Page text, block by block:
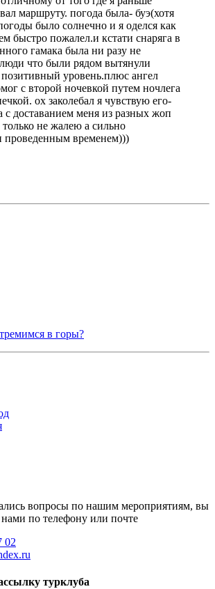
маршруту. погода была- буэ(хотя
было солнечно и я оделся как
быстро пожалел.и кстати снаряга в
гамака была ни разу не
что были рядом вытянули
уровень.плюс ангел
с второй ночевкой путем ночлега
ох заколебал я чувствую его-
с доставанием меня из разных жоп
не жалею а сильно
проведенным временем)))
в горы?
вопросы по нашим мероприятиям, вы
нами по телефону или почте
02
турклуба